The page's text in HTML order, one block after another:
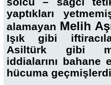
yaptıkları
alamayan Melih
Işık gibi
Asiltürk gibi
iddialarını bahane
hücuma